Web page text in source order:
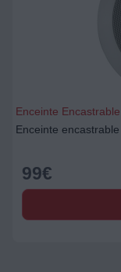
Enceinte Encastrable
Enceinte
99€